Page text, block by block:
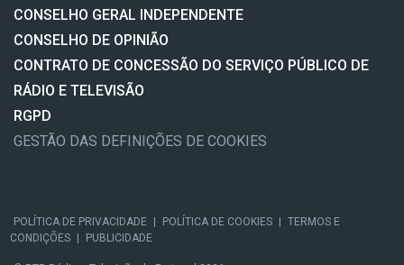
CONSELHO GERAL INDEPENDENTE
CONSELHO DE OPINIÃO
CONTRATO DE CONCESSÃO DO SERVIÇO PÚBLICO DE
RÁDIO E TELEVISÃO
RGPD
GESTÃO DAS DEFINIÇÕES DE COOKIES
POLÍTICA DE PRIVACIDADE | POLÍTICA DE COOKIES | TERMOS E
CONDIÇÕES | PUBLICIDADE